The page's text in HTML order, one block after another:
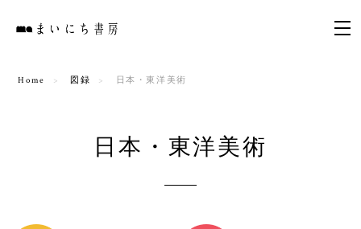
Home 図録 日本・東洋美術
日本・東洋美術